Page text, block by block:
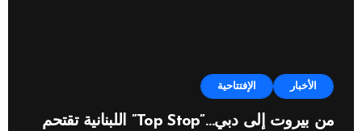
الأخبار الإفتتاحية
من بيروت إلى دبي…”Top Stop” اللبنانية تقتحم